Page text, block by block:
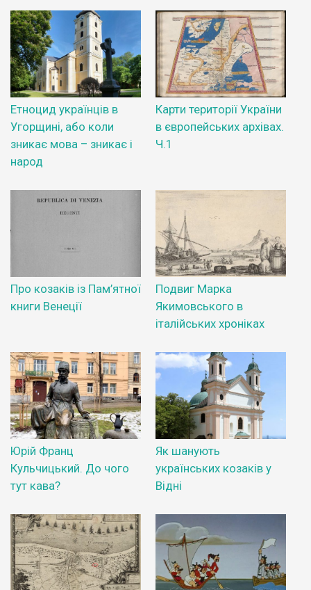
Етноцид українців в
Угорщині, або коли
зникає мова – зникає і
народ
Карти території України
в європейських архівах.
Ч.1
Про козаків із Пам’ятної
книги Венеції
Подвиг Марка
Якимовського в
італійських хроніках
Юрій Франц
Кульчицький. До чого
тут кава?
Як шанують
українських козаків у
Відні